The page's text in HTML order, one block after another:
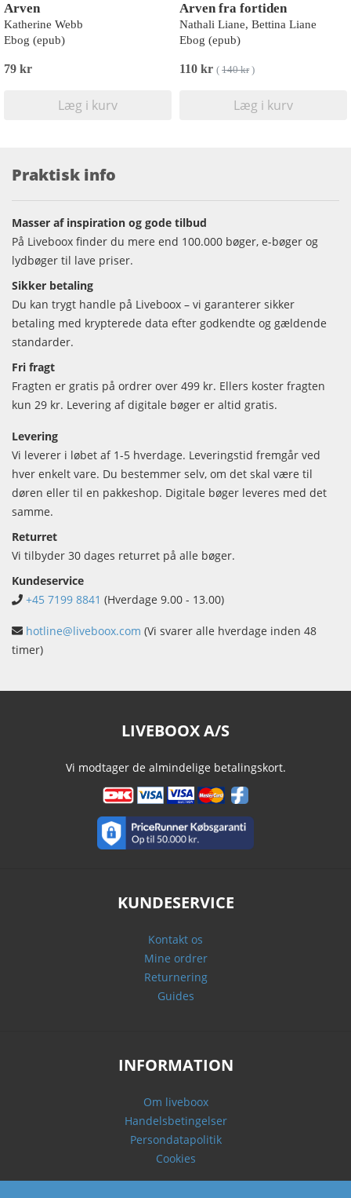
Arven
Katherine Webb
Ebog (epub)
79 kr
Læg i kurv
Arven fra fortiden
Nathali Liane, Bettina Liane
Ebog (epub)
110 kr ( 140 kr)
Læg i kurv
Praktisk info
Masser af inspiration og gode tilbud
På Liveboox finder du mere end 100.000 bøger, e-bøger og
lydbøger til lave priser.
Sikker betaling
Du kan trygt handle på Liveboox – vi garanterer sikker
betaling med krypterede data efter godkendte og gældende
standarder.
Fri fragt
Fragten er gratis på ordrer over 499 kr. Ellers koster fragten
kun 29 kr. Levering af digitale bøger er altid gratis.
Levering
Vi leverer i løbet af 1-5 hverdage. Leveringstid fremgår ved
hver enkelt vare. Du bestemmer selv, om det skal være til
døren eller til en pakkeshop. Digitale bøger leveres med det
samme.
Returret
Vi tilbyder 30 dages returret på alle bøger.
Kundeservice
+45 7199 8841 (Hverdage 9.00 - 13.00)
hotline@liveboox.com (Vi svarer alle hverdage inden 48
timer)
LIVEBOOX A/S
Vi modtager de almindelige betalingskort.
KUNDESERVICE
Kontakt os
Mine ordrer
Returnering
Guides
INFORMATION
Om liveboox
Handelsbetingelser
Persondatapolitik
Cookies